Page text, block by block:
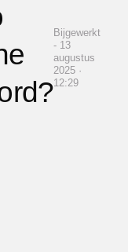
Bijgewerkt
- 13
augustus
2025 ·
12:29